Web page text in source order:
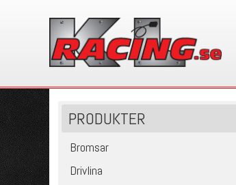
PRODUKTER
Bromsar
Drivlina